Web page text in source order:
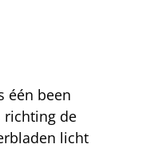
één been
richting de
licht